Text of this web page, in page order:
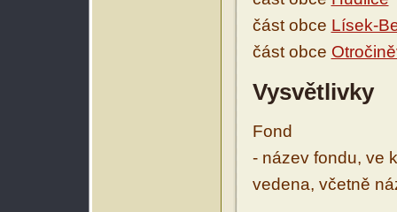
část obce Lísek-
část obce
Vysvětlivky
Fond
- název fondu, ve
vedena, včetně